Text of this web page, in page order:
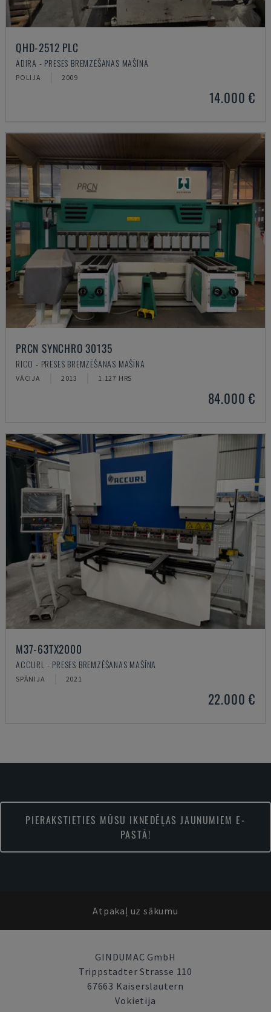
QHD-2512 PLC
ADIRA - PRESES BREMZĒŠANAS MAŠĪNA
POLIJA 2009
14.000 €
PRCN SYNCHRO 30135
RICO - PRESES BREMZĒŠANAS MAŠĪNA
VĀCIJA 2013 1.127 HRS
84.000 €
M37-63TX2000
ACCURL - PRESES BREMZĒŠANAS MAŠĪNA
SPĀNIJA 2021
22.000 €
PIERAKSTIETIES MŪSU IKNEDĒĻAS JAUNUMIEM E-
PASTĀ!
Atpakaļ uz sākumu
GINDUMAC GmbH
Trippstadter Strasse 110
67663 Kaiserslautern
Vokietija